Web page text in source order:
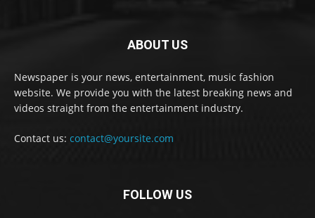
ABOUT US
Newspaper is your news, entertainment, music fashion
website. We provide you with the latest breaking news and
videos straight from the entertainment industry.
Contact us: contact@yoursite.com
FOLLOW US